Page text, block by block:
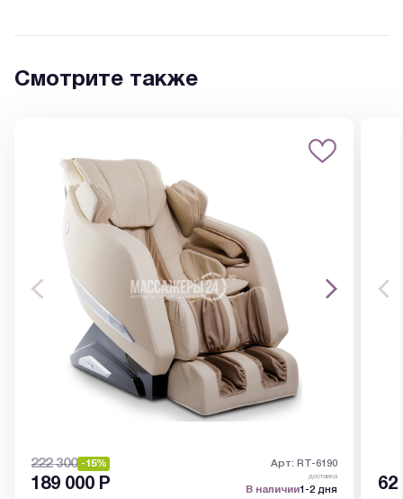
Смотрите также
222 300 -15% Арт: RT-6190
189 000 Р доставка
В наличии1-2 дня
62